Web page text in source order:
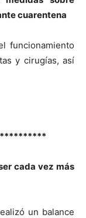
cuarentena
funcionamiento
y cirugías, así
cada vez más
un balance